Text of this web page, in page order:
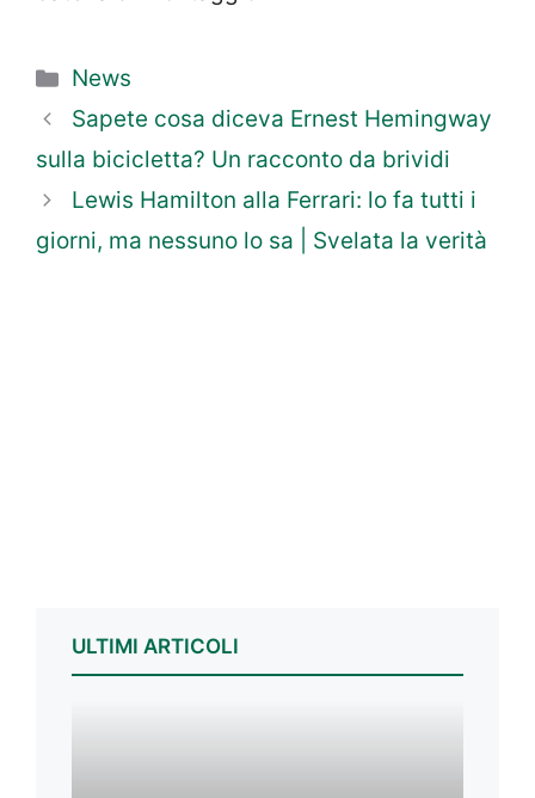
Categorie
News
Sapete cosa diceva Ernest Hemingway
sulla bicicletta? Un racconto da brividi
Lewis Hamilton alla Ferrari: lo fa tutti i
giorni, ma nessuno lo sa | Svelata la verità
ULTIMI ARTICOLI